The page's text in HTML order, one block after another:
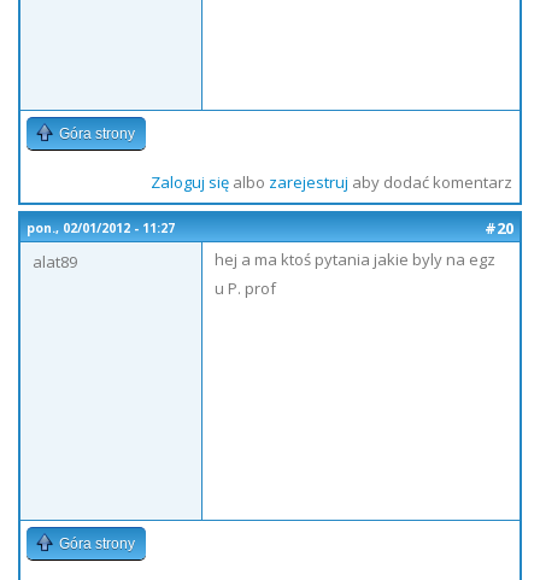
Góra strony
Zaloguj sięalbo zarejestruj aby dodać komentarz
pon., 02/01/2012 - 11:27
#20
alat89
hej a ma ktoś pytania jakie byly na egz
u P. prof
Góra strony